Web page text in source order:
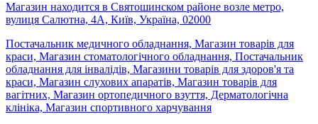
Магазин находится в Святошинском районе возле метро,
вулиця Салютна, 4А, Київ, Україна, 02000
Постачальник медичного обладнання, Магазин товарів для
краси, Магазин стоматологічного обладнання, Постачальник
обладнання для інвалідів, Магазини товарів для здоров'я та
краси, Магазин слухових апаратів, Магазин товарів для
вагітних, Магазин ортопедичного взуття, Дерматологічна
клініка, Магазин спортивного харчування